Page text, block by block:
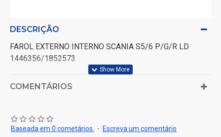
DESCRIÇÃO
FAROL EXTERNO INTERNO SCANIA S5/6 P/G/R LD
1446356/1852573
COMENTÁRIOS
Baseada em 0 cometários. - Escreva um comentário